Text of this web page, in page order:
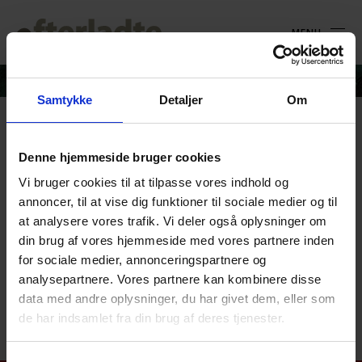
Samtykke Detaljer Om
Denne hjemmeside bruger cookies
Vi bruger cookies til at tilpasse vores indhold og
annoncer, til at vise dig funktioner til sociale medier og til
at analysere vores trafik. Vi deler også oplysninger om
din brug af vores hjemmeside med vores partnere inden
for sociale medier, annonceringspartnere og
analysepartnere. Vores partnere kan kombinere disse
data med andre oplysninger, du har givet dem, eller som
de har indsamlet fra din brug af deres tjenester.
MENU
Landsforeningen for
Efterladte efter Selvmord –
Final – Korrekturlæst og
formatteret 31.12.25
Håndbog til frivillige - Landsforeningen for Efterladte efter
Selvmord - Final - Korrekturlæst og formatteret 31.12.25